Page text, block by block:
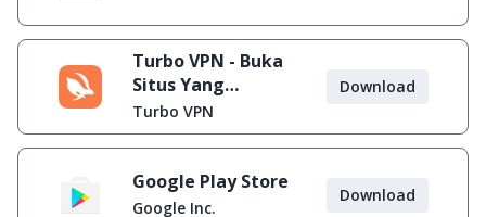
Turbo VPN - Buka
Situs Yang
Diblokir
Turbo VPN
Download
Google Play Store
Google Inc.
Download